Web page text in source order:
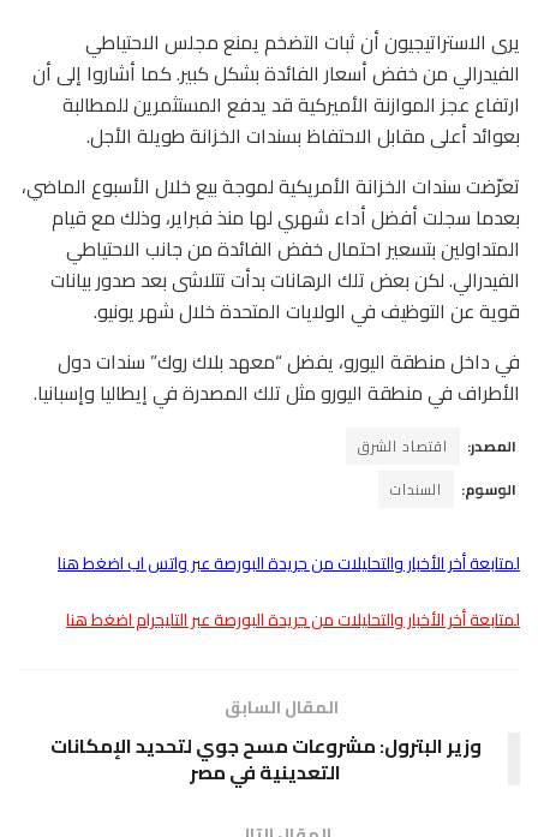
يرى الاستراتيجيون أن ثبات التضخم يمنع مجلس الاحتياطي
الفيدرالي من خفض أسعار الفائدة بشكل كبير. كما أشاروا إلى أن
ارتفاع عجز الموازنة الأميركية قد يدفع المستثمرين للمطالبة
بعوائد أعلى مقابل الاحتفاظ بسندات الخزانة طويلة الأجل.
تعرّضت سندات الخزانة الأمريكية لموجة بيع خلال الأسبوع الماضي،
بعدما سجلت أفضل أداء شهري لها منذ فبراير، وذلك مع قيام
المتداولين بتسعير احتمال خفض الفائدة من جانب الاحتياطي
الفيدرالي. لكن بعض تلك الرهانات بدأت تتلاشى بعد صدور بيانات
قوية عن التوظيف في الولايات المتحدة خلال شهر يونيو.
في داخل منطقة اليورو، يفضل “معهد بلاك روك” سندات دول
الأطراف في منطقة اليورو مثل تلك المصدرة في إيطاليا وإسبانيا.
المصدر:
اقتصاد الشرق
الوسوم:
السندات
لمتابعة أخر الأخبار والتحليلات من جريدة البورصة عبر واتس اب اضغط هنا
لمتابعة أخر الأخبار والتحليلات من جريدة البورصة عبر التليجرام اضغط هنا
المقال السابق
وزير البترول: مشروعات مسح جوي لتحديد الإمكانات
التعدينية في مصر